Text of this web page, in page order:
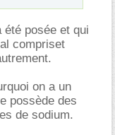
posée et qui
compriset
on a un
possède des
de sodium.